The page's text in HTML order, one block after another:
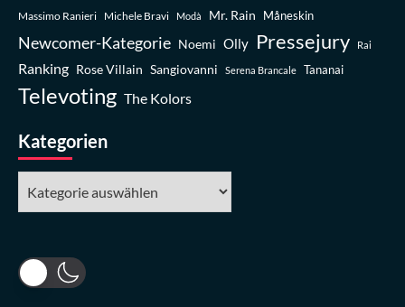
Massimo Ranieri Michele Bravi Modà Mr. Rain Måneskin
Newcomer-Kategorie Noemi Olly Pressejury Rai
Ranking Rose Villain Sangiovanni Serena Brancale Tananai
Televoting The Kolors
Kategorien